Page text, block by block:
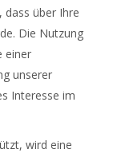
dass über Ihre
Die Nutzung
einer
unserer
Interesse im
wird eine